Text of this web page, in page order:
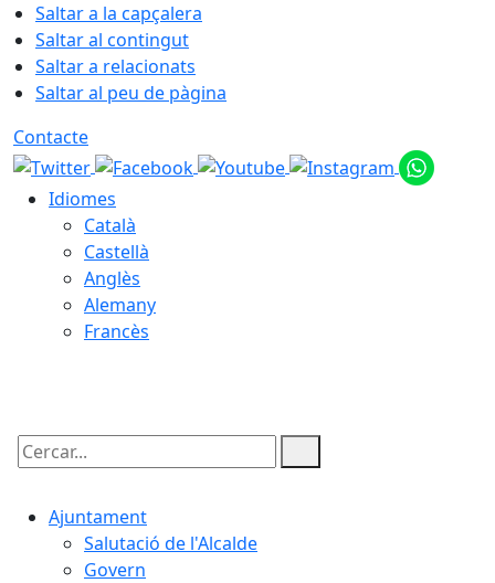
Saltar a la capçalera
Saltar al contingut
Saltar a relacionats
Saltar al peu de pàgina
Contacte
Idiomes
Català
Castellà
Anglès
Alemany
Francès
Cercar:
Ajuntament
Salutació de l'Alcalde
Govern